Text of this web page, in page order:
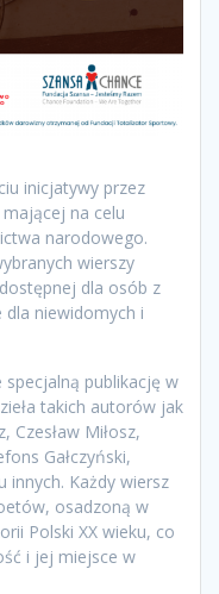
inicjatywy przez
mającej na celu
narodowego.
wierszy
dla osób z
dla niewidomych i
publikację w
takich autorów jak
Czesław Miłosz,
Gałczyński,
innych. Każdy wiersz
osadzoną w
Polski XX wieku, co
i jej miejsce w